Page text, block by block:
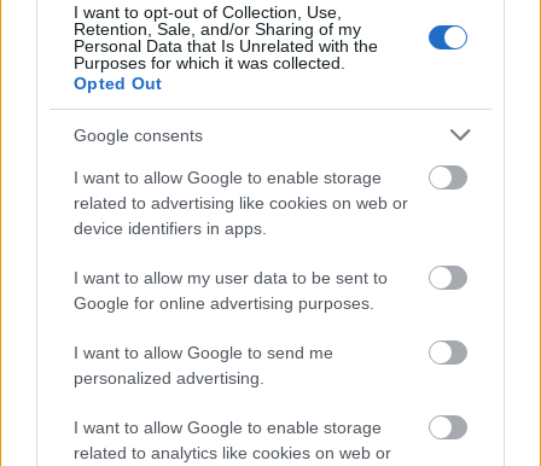
I want to opt-out of Collection, Use,
Retention, Sale, and/or Sharing of my
Personal Data that Is Unrelated with the
Purposes for which it was collected.
Opted Out
Google consents
I want to allow Google to enable storage
related to advertising like cookies on web or
device identifiers in apps.
I want to allow my user data to be sent to
Google for online advertising purposes.
I want to allow Google to send me
personalized advertising.
I want to allow Google to enable storage
related to analytics like cookies on web or
Jackson közös dalukat, a Screamet
táncolta el. A csatorna a Jackson utolsó
próbáiról készülő This Is It dokumentumfilm
trailerét is levetítette.
Az est díjazottai között szerepelt még Lady
Gaga, aki a legjobb újonc elismerését kapta a
Poker Face című klipért. A legjobb férfi előadó
klipjének a T.I. rapper által készített Live Your
popvideó kategóriát nyerte meg a
Womanizer című számmal.
Zene Könnyűzene